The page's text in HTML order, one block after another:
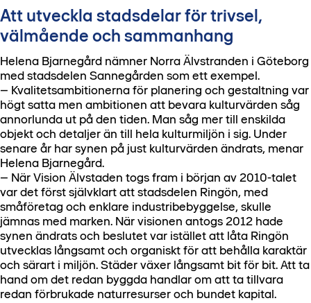
Att utveckla stadsdelar för trivsel,
välmående och sammanhang
Helena Bjarnegård nämner Norra Älvstranden i Göteborg
med stadsdelen Sannegården som ett exempel.
– Kvalitetsambitionerna för planering och gestaltning var
högt satta men ambitionen att bevara kulturvärden såg
annorlunda ut på den tiden. Man såg mer till enskilda
objekt och detaljer än till hela kulturmiljön i sig. Under
senare år har synen på just kulturvärden ändrats, menar
Helena Bjarnegård.
– När Vision Älvstaden togs fram i början av 2010-talet
var det först självklart att stadsdelen Ringön, med
småföretag och enklare industribebyggelse, skulle
jämnas med marken. När visionen antogs 2012 hade
synen ändrats och beslutet var istället att låta Ringön
utvecklas långsamt och organiskt för att behålla karaktär
och särart i miljön. Städer växer långsamt bit för bit. Att ta
hand om det redan byggda handlar om att ta tillvara
redan förbrukade naturresurser och bundet kapital.